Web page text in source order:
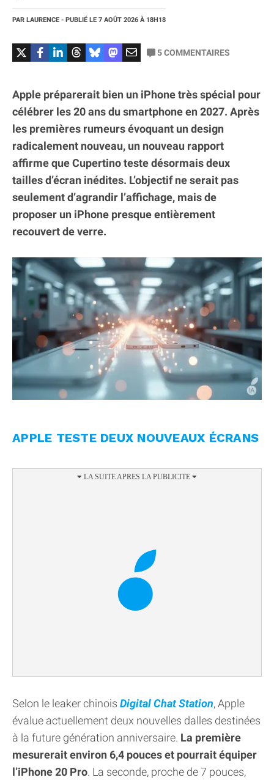
PAR LAURENCE - PUBLIÉ LE 7 AOÛT 2026 À 18H18
5COMMENTAIRES
Apple préparerait bien un iPhone très spécial pour
célébrer les 20 ans du smartphone en 2027. Après
les premières rumeurs évoquant un design
radicalement nouveau, un nouveau rapport
affirme que Cupertino teste désormais deux
tailles d’écran inédites. L’objectif ne serait pas
seulement d’agrandir l’affichage, mais de
proposer un iPhone presque entièrement
recouvert de verre.
APPLE TESTE DEUX NOUVEAUX ÉCRANS
Selon le leaker chinois Digital Chat Station, Apple
évalue actuellement deux nouvelles dalles destinées
à la future génération anniversaire. La première
mesurerait environ 6,4 pouces et pourrait équiper
l’iPhone 20 Pro. La seconde, proche de 7 pouces,